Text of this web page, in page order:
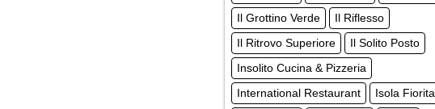
Il Grottino Verde
Il Riflesso
Il Ritrovo Superiore
Il Solito Posto
Insolito Cucina & Pizzeria
International Restaurant
Isola Fiorita